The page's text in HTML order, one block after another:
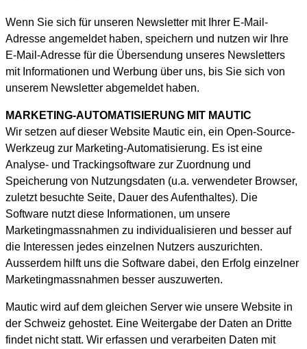
Wenn Sie sich für unseren Newsletter mit Ihrer E-Mail-
Adresse angemeldet haben, speichern und nutzen wir Ihre
E-Mail-Adresse für die Übersendung unseres Newsletters
mit Informationen und Werbung über uns, bis Sie sich von
unserem Newsletter abgemeldet haben.
MARKETING-AUTOMATISIERUNG MIT MAUTIC
Wir setzen auf dieser Website Mautic ein, ein Open-Source-
Werkzeug zur Marketing-Automatisierung. Es ist eine
Analyse- und Trackingsoftware zur Zuordnung und
Speicherung von Nutzungsdaten (u.a. verwendeter Browser,
zuletzt besuchte Seite, Dauer des Aufenthaltes). Die
Software nutzt diese Informationen, um unsere
Marketingmassnahmen zu individualisieren und besser auf
die Interessen jedes einzelnen Nutzers auszurichten.
Ausserdem hilft uns die Software dabei, den Erfolg einzelner
Marketingmassnahmen besser auszuwerten.
Mautic wird auf dem gleichen Server wie unsere Website in
der Schweiz gehostet. Eine Weitergabe der Daten an Dritte
findet nicht statt. Wir erfassen und verarbeiten Daten mit